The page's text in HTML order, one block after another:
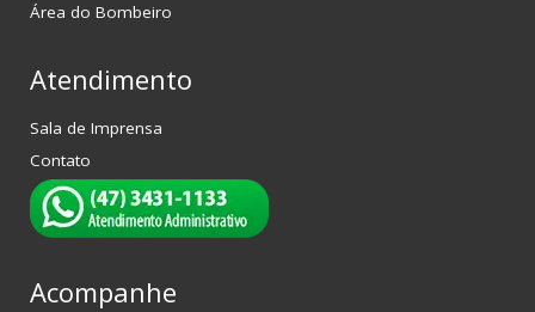
Área do Bombeiro
Atendimento
Sala de Imprensa
Contato
Acompanhe